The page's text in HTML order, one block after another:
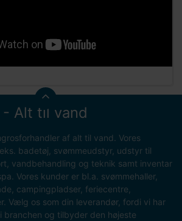
- Alt til vand
af alt til vand. Vores
badetøj, svømmeudstyr, udstyr til
vandbehandling og teknik samt inventar
Vores kunder er bl.a. svømmehaller,
campingpladser, feriecentre,
Vælg os som din leverandør, fordi vi har
branchen og tilbyder den højeste